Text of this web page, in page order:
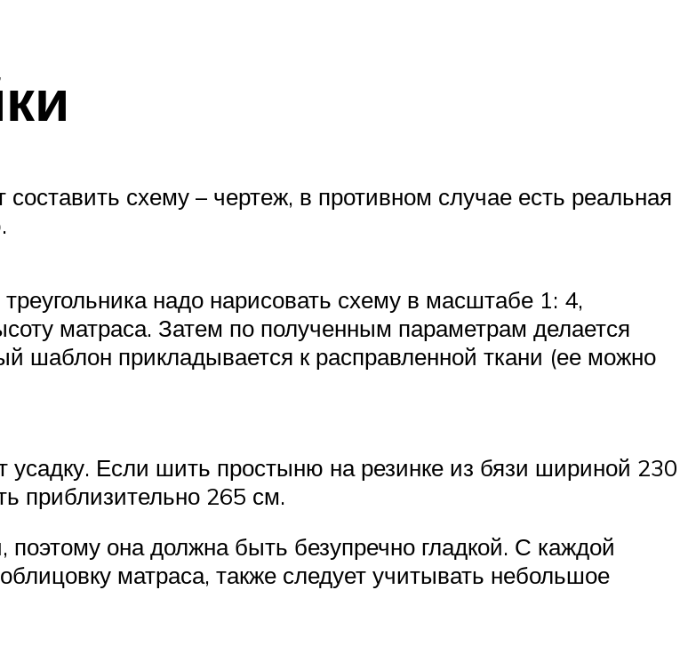
схему – чертеж, в противном случае есть реальная
надо нарисовать схему в масштабе 1: 4,
матраса. Затем по полученным параметрам делается
шаблон прикладывается к расправленной ткани (ее можно
усадку. Если шить простыню на резинке из бязи шириной 230
приблизительно 265 см.
она должна быть безупречно гладкой. С каждой
матраса, также следует учитывать небольшое